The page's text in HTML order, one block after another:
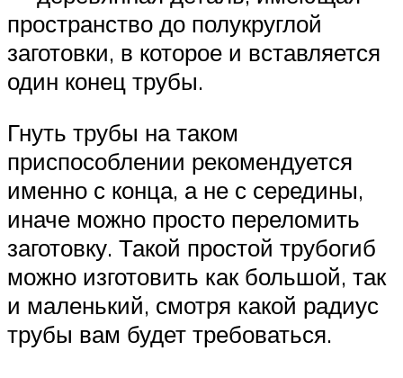
пространство до полукруглой
заготовки, в которое и вставляется
один конец трубы.
Гнуть трубы на таком
приспособлении рекомендуется
именно с конца, а не с середины,
иначе можно просто переломить
заготовку. Такой простой трубогиб
можно изготовить как большой, так
и маленький, смотря какой радиус
трубы вам будет требоваться.